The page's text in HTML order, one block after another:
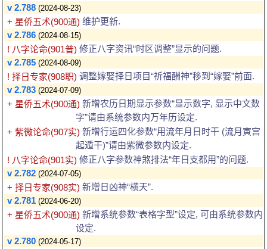
v 2.788 (2024-08-23)
+ 星侨五术(900通) 维护更新.
v 2.786 (2024-08-15)
! 八字论命(901普) 修正八字资讯“时区调整”显示的问题.
v 2.785 (2024-08-09)
! 择日专家(908职) 调整嫁娶择日项目“祈福酬神”移到“嫁娶”前面.
v 2.783 (2024-07-09)
+ 星侨五术(900通) 新增农历日期显示参数“显示数字, 显示中文数
字”请由系统参数内万年历设定.
+ 紫微论命(907实) 新增行运四化参数“用流年月日时干 (流月寅宫
起遁干)”请由紫微参数内设定.
! 八字论命(901实) 修正八字参数神煞排法“年日支都用”的问题.
v 2.782 (2024-07-05)
+ 择日专家(908实) 新增日凶神“横天”.
v 2.781 (2024-06-20)
+ 星侨五术(900通) 新增系统参数“表格字型”设定, 可由系统参数内
设定.
v 2.780 (2024-05-17)